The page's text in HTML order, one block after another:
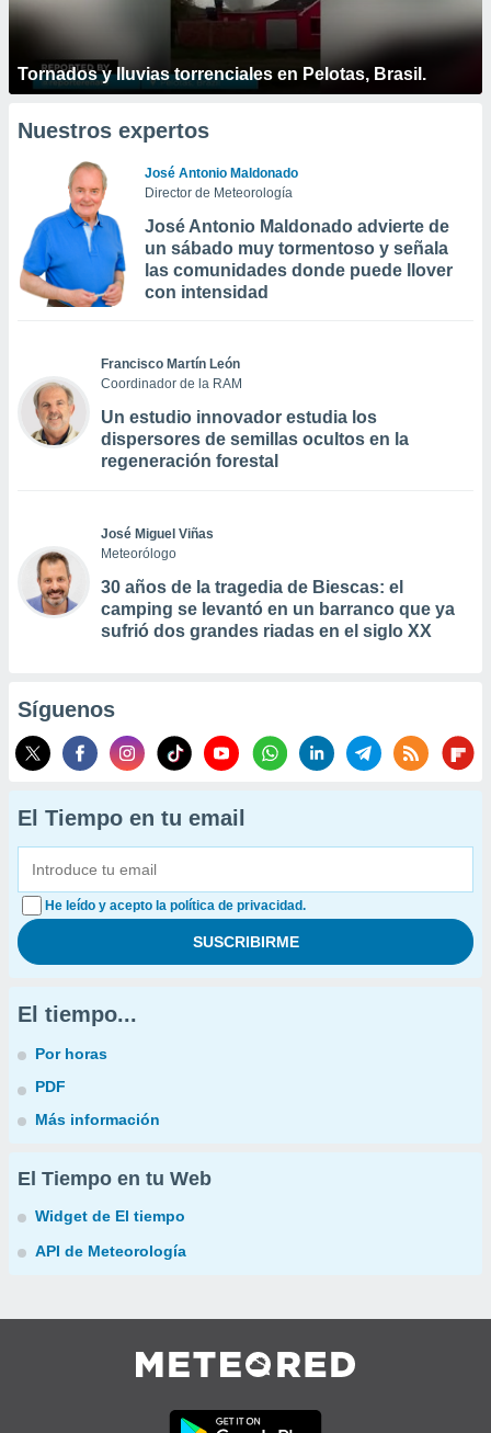
Tornados y lluvias torrenciales en Pelotas, Brasil.
Nuestros expertos
José Antonio Maldonado
Director de Meteorología
José Antonio Maldonado advierte de
un sábado muy tormentoso y señala
las comunidades donde puede llover
con intensidad
Francisco Martín León
Coordinador de la RAM
Un estudio innovador estudia los
dispersores de semillas ocultos en la
regeneración forestal
José Miguel Viñas
Meteorólogo
30 años de la tragedia de Biescas: el
camping se levantó en un barranco que ya
sufrió dos grandes riadas en el siglo XX
Síguenos
El Tiempo en tu email
He leído y acepto la política de privacidad.
El tiempo...
Por horas
PDF
Más información
El Tiempo en tu Web
Widget de El tiempo
API de Meteorología